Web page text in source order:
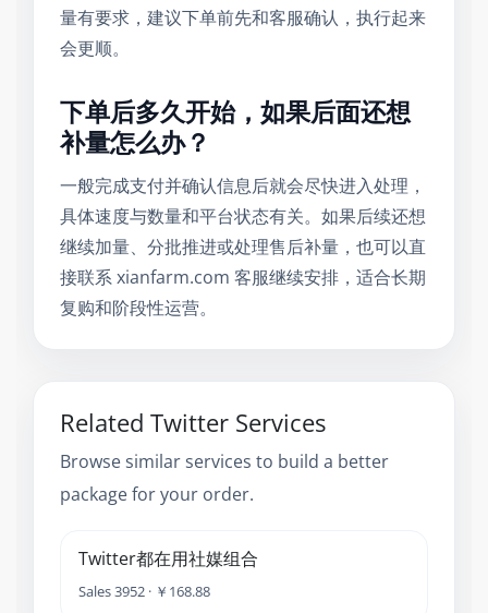
量有要求，建议下单前先和客服确认，执行起来
会更顺。
下单后多久开始，如果后面还想
补量怎么办？
一般完成支付并确认信息后就会尽快进入处理，
具体速度与数量和平台状态有关。如果后续还想
继续加量、分批推进或处理售后补量，也可以直
接联系 xianfarm.com 客服继续安排，适合长期
复购和阶段性运营。
Related Twitter Services
Browse similar services to build a better
package for your order.
Twitter都在用社媒组合
Sales 3952 · ￥168.88